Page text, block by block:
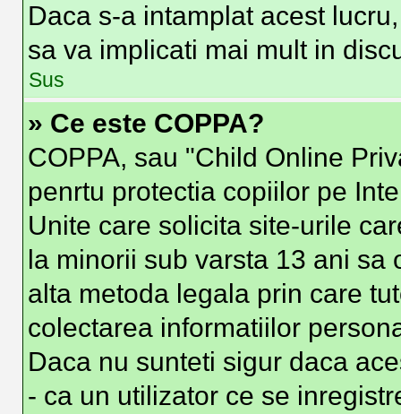
Daca s-a intamplat acest
sa va implicati mai mult in
Sus
» Ce este COPPA?
COPPA, sau "Child Online
penrtu protectia copiilor pe
Unite care solicita site-urile
la minorii sub varsta 13 ani sa
alta metoda legala prin care
colectarea informatiilor
Daca nu sunteti sigur daca
- ca un utilizator ce se